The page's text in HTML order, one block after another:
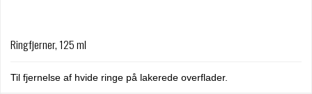
Ringfjerner, 125 ml
Til fjernelse af hvide ringe på lakerede overflader.